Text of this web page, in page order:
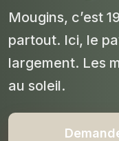
Mougins, c’est
partout. Ici, le
largement. Les
au soleil.